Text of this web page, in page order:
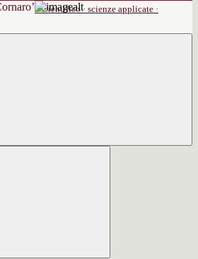
scientifico · scienze applicate ·